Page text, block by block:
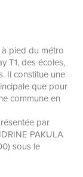
à pied du métro
T1, des écoles,
Il constitue une
que pour
commune en
par
PAKULA
sous le